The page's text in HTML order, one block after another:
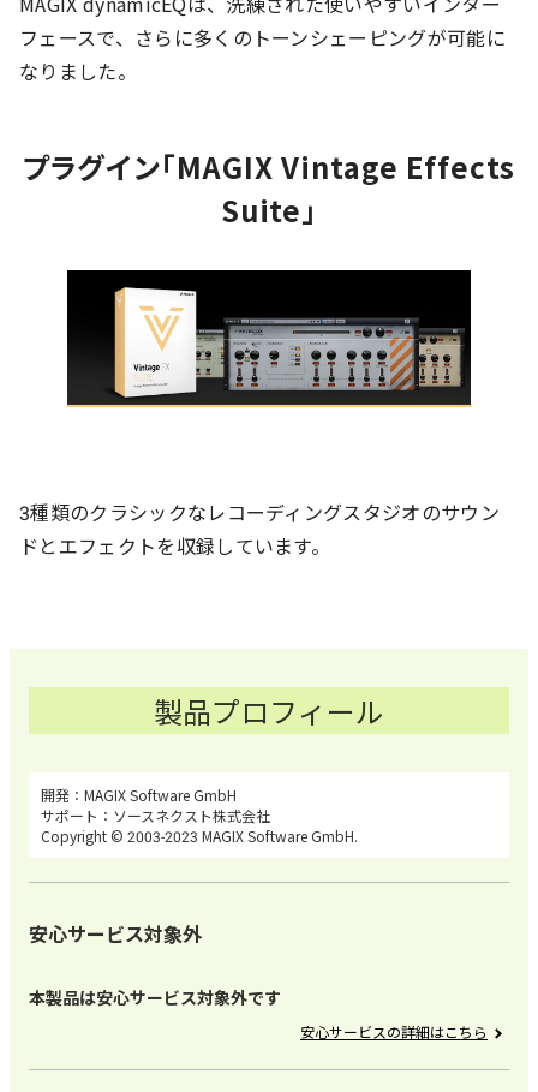
フェースで、さらに多くのトーンシェーピングが可能に
なりました。
プラグイン「MAGIX Vintage Effects
Suite」
3種類のクラシックなレコーディングスタジオのサウン
ドとエフェクトを収録しています。
製品プロフィール
MAGIX Software GmbH
ソースネクスト株式会社
Copyright © 2003-2023 MAGIX Software GmbH.
安心サービス対象外
本製品は安心サービス対象外です
安心サービスの詳細はこちら